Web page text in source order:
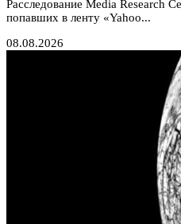
Расследование Media Research
попавших в ленту «Yahoo...
08.08.2026